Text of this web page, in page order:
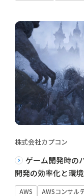
株式会社カプコン
ゲーム開発時の
開発の効率化と環
AWS AWSコンサル